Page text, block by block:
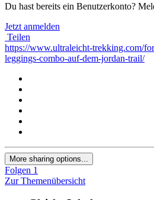
Du hast bereits ein Benutzerkonto?
Jetzt anmelden
Teilen
https://www.ultraleicht-trekking.com/
leggings-combo-auf-dem-jordan-trail/
More sharing options...
Folgen 1
Zur Themenübersicht